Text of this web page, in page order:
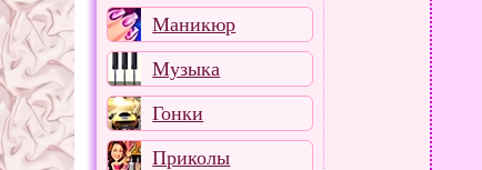
Маникюр
Музыка
Гонки
Приколы